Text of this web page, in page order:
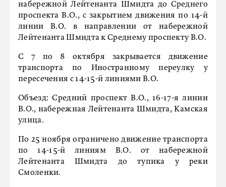
набережной Лейтенанта Шмидта до Среднего
проспекта В.О., с закрытием движения по 14-й
линии В.О. в направлении от набережной
Лейтенанта Шмидта к Среднему проспекту В.О.
С 7 по 8 октября закрывается движение
транспорта по Иностранному переулку у
пересечения с 14-15-й линиями В.О.
Объезд: Средний проспект В.О., 16-17-я линии
В.О., набережная Лейтенанта Шмидта, Камская
улица.
По 25 ноября ограничено движение транспорта
по 14-15-й линиям В.О. от набережной
Лейтенанта Шмидта до тупика у реки
Смоленки.